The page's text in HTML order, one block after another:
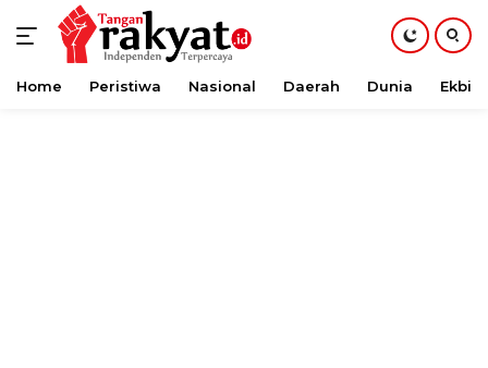
Langsung
Home Peristiwa Nasional Daerah Dunia Ekbis